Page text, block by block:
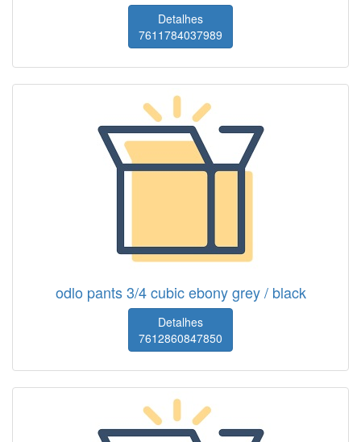
Detalhes
7611784037989
odlo pants 3/4 cubic ebony grey / black
Detalhes
7612860847850